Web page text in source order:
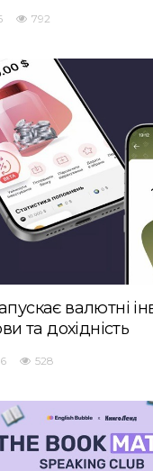
792
валютні
та дохідність
528